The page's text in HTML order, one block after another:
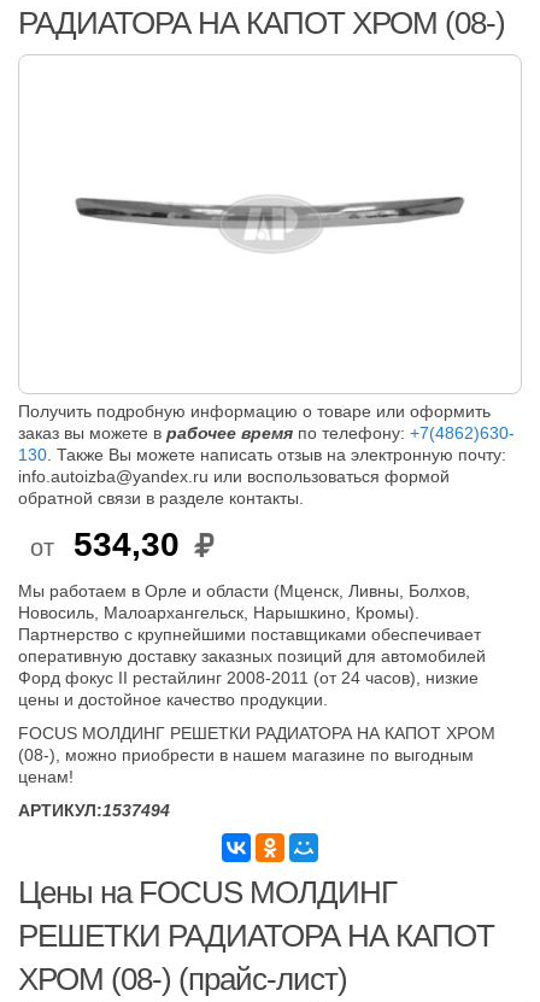
РАДИАТОРА НА КАПОТ ХРОМ (08-)
Получить подробную информацию о товаре или оформить
заказ вы можете в рабочее время по телефону: +7(4862)630-
130 . Также Вы можете написать отзыв на электронную почту:
info.autoizba@yandex.ru или воспользоваться формой
обратной связи в разделе контакты.
от 534,30
Мы работаем в Орле и области (Мценск, Ливны, Болхов,
Новосиль, Малоархангельск, Нарышкино, Кромы).
Партнерство с крупнейшими поставщиками обеспечивает
оперативную доставку заказных позиций для автомобилей
Форд фокус II рестайлинг 2008-2011 (от 24 часов), низкие
цены и достойное качество продукции.
FOCUS МОЛДИНГ РЕШЕТКИ РАДИАТОРА НА КАПОТ ХРОМ
(08-), можно приобрести в нашем магазине по выгодным
ценам!
АРТИКУЛ:1537494
Цены на FOCUS МОЛДИНГ
РЕШЕТКИ РАДИАТОРА НА КАПОТ
ХРОМ (08-) (прайс-лист)